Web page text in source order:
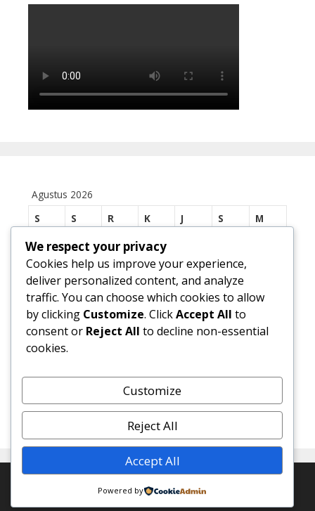
Agustus 2026
S
S R K J S
M
3
4 5 6 8
10
11 12 13 14 15
16
17
18 19 20 21 22
24
31
« Jul
© 2026 SMP Negeri 1 Margasari
GeneratePress
We respect your privacy
Cookies help us improve your experience,
deliver personalized content, and analyze
traffic. You can choose which cookies to allow
by clicking Customize. ClickAccept All to
consent or Reject All to decline non-essential
cookies.
Customize
Reject All
Accept All
Powered by